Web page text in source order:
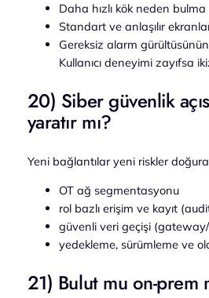
Daha hızlı kök neden bulma
Standart ve anlaşılır
Gereksiz alarm gürültüsünün
Kullanıcı deneyimi zayıfsa
20) Siber güvenlik
yaratır mı?
Yeni bağlantılar yeni riskler
OT ağ segmentasyonu
rol bazlı erişim ve kayıt
güvenli veri geçişi
yedekleme, sürümleme ve
21) Bulut mu on-prem